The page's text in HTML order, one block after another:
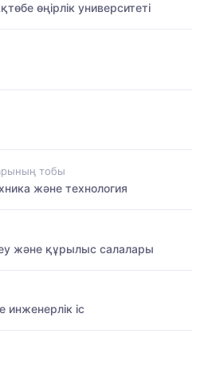
өңірлік университеті
тобы
және технология
және құрылыс салалары
іс